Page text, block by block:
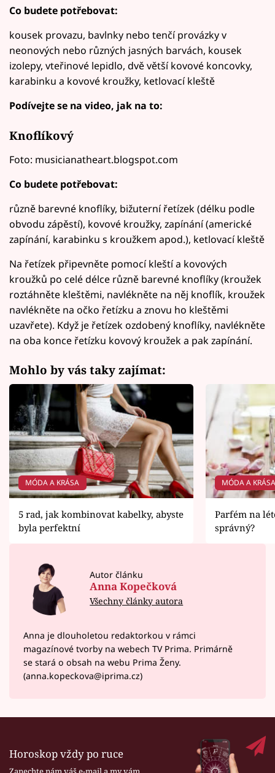
Co budete potřebovat:
kousek provazu, bavlnky nebo tenčí provázky v
neonových nebo různých jasných barvách, kousek
izolepy, vteřinové lepidlo, dvě větší kovové koncovky,
karabinku a kovové kroužky, ketlovací kleště
Podívejte se na video, jak na to:
Knoflíkový
Foto: musicianatheart.blogspot.com
Co budete potřebovat:
různě barevné knoflíky, bižuterní řetízek (délku podle
obvodu zápěstí), kovové kroužky, zapínání (americké
zapínání, karabinku s kroužkem apod.), ketlovací kleště
Na řetízek připevněte pomocí kleští a kovových
kroužků po celé délce různě barevné knoflíky (kroužek
roztáhněte kleštěmi, navlékněte na něj knoflík, kroužek
navlékněte na očko řetízku a znovu ho kleštěmi
uzavřete). Když je řetízek ozdobený knoflíky, navlékněte
na oba konce řetízku kovový kroužek a pak zapínání.
Mohlo by vás taky zajímat:
MÓDA A KRÁSA
5 rad, jak kombinovat kabelky, abyste
byla perfektní
MÓDA A
Parfém na
správný?
Autor článku
Anna Kopečková
Všechny články autora
Anna je dlouholetou redaktorkou v rámci
magazínové tvorby na webech TV Prima. Primárně
se stará o obsah na webu Prima Ženy.
(anna.kopeckova@iprima.cz)
Horoskop vždy po ruce